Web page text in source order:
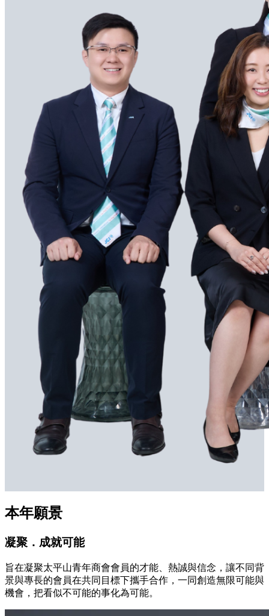
本年願景
凝聚．成就可能
旨在凝聚太平山青年商會會員的才能、熱誠與信念，讓不同背
景與專長的會員在共同目標下攜手合作，一同創造無限可能與
機會，把看似不可能的事化為可能。